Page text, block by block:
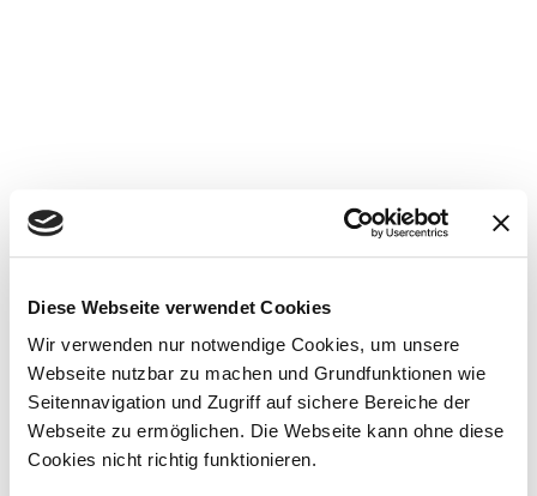
Diese Webseite verwendet Cookies
Wir verwenden nur notwendige Cookies, um unsere
Webseite nutzbar zu machen und Grundfunktionen wie
Seitennavigation und Zugriff auf sichere Bereiche der
Webseite zu ermöglichen. Die Webseite kann ohne diese
Cookies nicht richtig funktionieren.